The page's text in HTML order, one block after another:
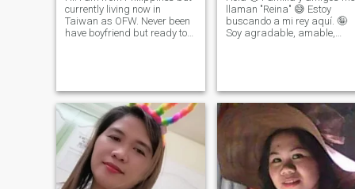
currently living now in
Taiwan as OFW. Never been
have boyfriend but ready to
waste my time coz I don'
llaman "Reina" 😅 Estoy
buscando a mi rey aquí. 🤪
Soy agradable, amable,
lindo y adorable 🥰 Me
encanta ir a la playa pero es
divertido pensar que no sé
nadar .. Jaja ¿me puedes
enseñar?😸